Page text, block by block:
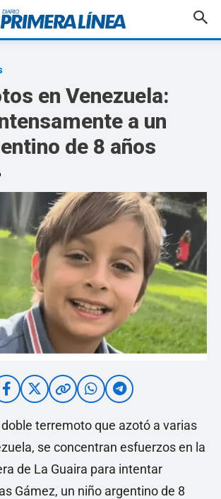
en Venezuela:
a un
de 8 años
terremoto que azotó a varias
se concentran esfuerzos en la
de La Guaira para intentar
Gámez, un niño argentino de 8